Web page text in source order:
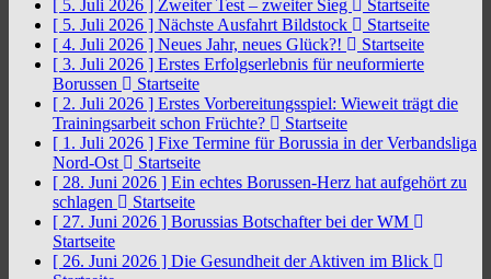
[ 5. Juli 2026 ] Zweiter Test – zweiter Sieg
Startseite
[ 5. Juli 2026 ] Nächste Ausfahrt Bildstock
Startseite
[ 4. Juli 2026 ] Neues Jahr, neues Glück?!
Startseite
[ 3. Juli 2026 ] Erstes Erfolgserlebnis für neuformierte
Borussen
Startseite
[ 2. Juli 2026 ] Erstes Vorbereitungsspiel: Wieweit trägt die
Trainingsarbeit schon Früchte?
Startseite
[ 1. Juli 2026 ] Fixe Termine für Borussia in der Verbandsliga
Nord-Ost
Startseite
[ 28. Juni 2026 ] Ein echtes Borussen-Herz hat aufgehört zu
schlagen
Startseite
[ 27. Juni 2026 ] Borussias Botschafter bei der WM
Startseite
[ 26. Juni 2026 ] Die Gesundheit der Aktiven im Blick